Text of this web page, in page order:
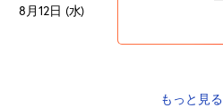
8月12日 (水)
もっと見る